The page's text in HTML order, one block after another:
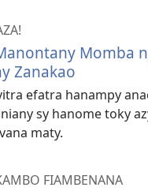
Momba
Zanakao
efatra hanampy
sy hanome toky
maty.
FIAMBENANA